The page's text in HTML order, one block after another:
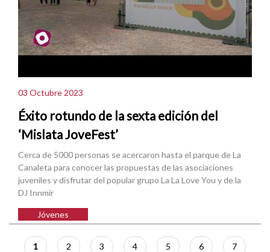
03 Octubre 2023
Éxito rotundo de la sexta edición del
‘Mislata JoveFest’
Cerca de 5000 personas se acercaron hasta el parque de La
Canaleta para conocer las propuestas de las asociaciones
juveniles y disfrutar del popular grupo La La Love You y de la
DJ Innmir
Jóvenes
Paginación
Página
1 Página
2 Página
3 Página
4 Página
5 Página
6 Página
7